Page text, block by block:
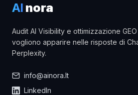
AI nora
Audit AI Visibility e ottimizzazione
vogliono apparire nelle risposte di
Perplexity.
info@ainora.lt
LinkedIn